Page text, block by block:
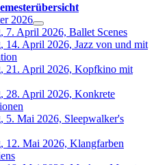
2026
7. April 2026, Ballet Scenes
14. April 2026, Jazz von und mit
21. April 2026, Kopfkino mit
28. April 2026, Konkrete
5. Mai 2026, Sleepwalker's
12. Mai 2026, Klangfarben